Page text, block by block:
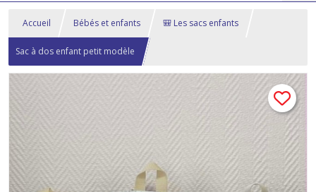
Accueil Bébés et enfants 🎒 Les sacs enfants
Sac à dos enfant petit modèle